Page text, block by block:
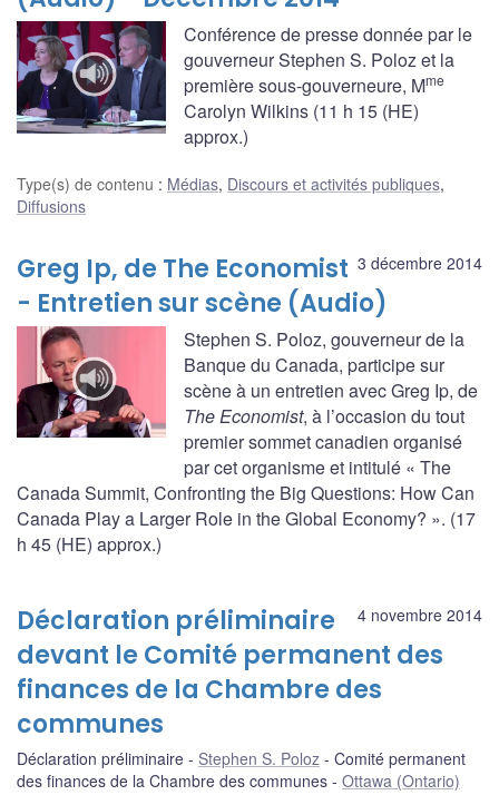
Conférence de presse donnée par le
gouverneur Stephen S. Poloz et la
première sous-gouverneure, Mme
Carolyn Wilkins (11 h 15 (HE)
approx.)
Type(s) de contenu : Médias, Discours et activités publiques,
Diffusions
3 décembre 2014
Greg Ip, de The Economist
- Entretien sur scène (Audio)
Stephen S. Poloz, gouverneur de la
Banque du Canada, participe sur
scène à un entretien avec Greg Ip, de
The Economist, à l’occasion du tout
premier sommet canadien organisé
par cet organisme et intitulé « The
Canada Summit, Confronting the Big Questions: How Can
Canada Play a Larger Role in the Global Economy? ». (17
h 45 (HE) approx.)
4 novembre 2014
Déclaration préliminaire
devant le Comité permanent des
finances de la Chambre des
communes
Déclaration préliminaire Stephen S. Poloz
Comité permanent
des finances de la Chambre des communes
Ottawa (Ontario)